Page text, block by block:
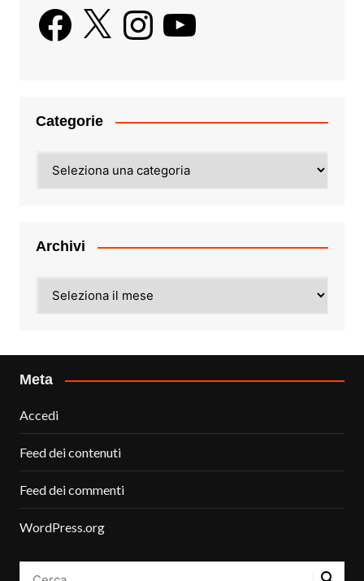
Facebook
X InstagramYouTube
Categorie
Archivi
Meta
Accedi
Feed dei contenuti
Feed dei commenti
WordPress.org